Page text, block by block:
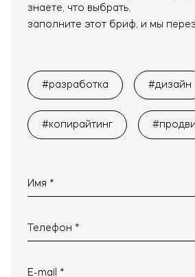
знаете, что выбрать,
заполните этот бриф, и мы
#разработка #дизайн
#копирайтинг